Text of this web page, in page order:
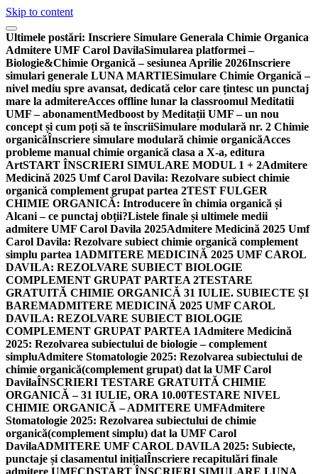
Skip to content
Ultimele postări: Inscriere Simulare Generala Chimie Organica
Admitere UMF Carol DavilaSimularea platformei –
Biologie&Chimie Organică – sesiunea Aprilie 2026Inscriere
simulari generale LUNA MARTIESimulare Chimie Organică –
nivel mediu spre avansat, dedicată celor care țintesc un punctaj
mare la admitereAcces offline lunar la classroomul Meditatii
UMF – abonamentMedboost by Meditații UMF – un nou
concept și cum poți să te înscriiSimulare modulară nr. 2 Chimie
organicăÎnscriere simulare modulară chimie organicăAcces
probleme manual chimie organică clasa a X-a, editura
ArtSTART ÎNSCRIERI SIMULARE MODUL 1 + 2Admitere
Medicină 2025 Umf Carol Davila: Rezolvare subiect chimie
organică complement grupat partea 2TEST FULGER
CHIMIE ORGANICĂ: Introducere în chimia organică și
Alcani – ce punctaj obții?Listele finale și ultimele medii
admitere UMF Carol Davila 2025Admitere Medicină 2025 Umf
Carol Davila: Rezolvare subiect chimie organică complement
simplu partea 1ADMITERE MEDICINĂ 2025 UMF CAROL
DAVILA: REZOLVARE SUBIECT BIOLOGIE
COMPLEMENT GRUPAT PARTEA 2TESTARE
GRATUITĂ CHIMIE ORGANICĂ 31 IULIE. SUBIECTE ȘI
BAREMADMITERE MEDICINĂ 2025 UMF CAROL
DAVILA: REZOLVARE SUBIECT BIOLOGIE
COMPLEMENT GRUPAT PARTEA 1Admitere Medicină
2025: Rezolvarea subiectului de biologie – complement
simpluAdmitere Stomatologie 2025: Rezolvarea subiectului de
chimie organică(complement grupat) dat la UMF Carol
DavilaÎNSCRIERI TESTARE GRATUITĂ CHIMIE
ORGANICĂ – 31 IULIE, ORA 10.00TESTARE NIVEL
CHIMIE ORGANICĂ – ADMITERE UMFAdmitere
Stomatologie 2025: Rezolvarea subiectului de chimie
organică(complement simplu) dat la UMF Carol
DavilaADMITERE UMF CAROL DAVILA 2025: Subiecte,
punctaje și clasamentul inițialÎnscriere recapitulări finale
admitere UMFCDSTART ÎNSCRIERI SIMULARE LUNA